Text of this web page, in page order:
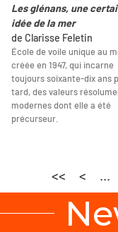
Les glénans, une
idée de la mer
de Clarisse Feletin
École de voile unique au
créée en 1947, qui incarne
toujours soixante-dix ans
tard, des valeurs
modernes dont elle a été
précurseur.
<< < ...